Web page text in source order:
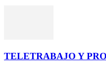
TELETRABAJO Y